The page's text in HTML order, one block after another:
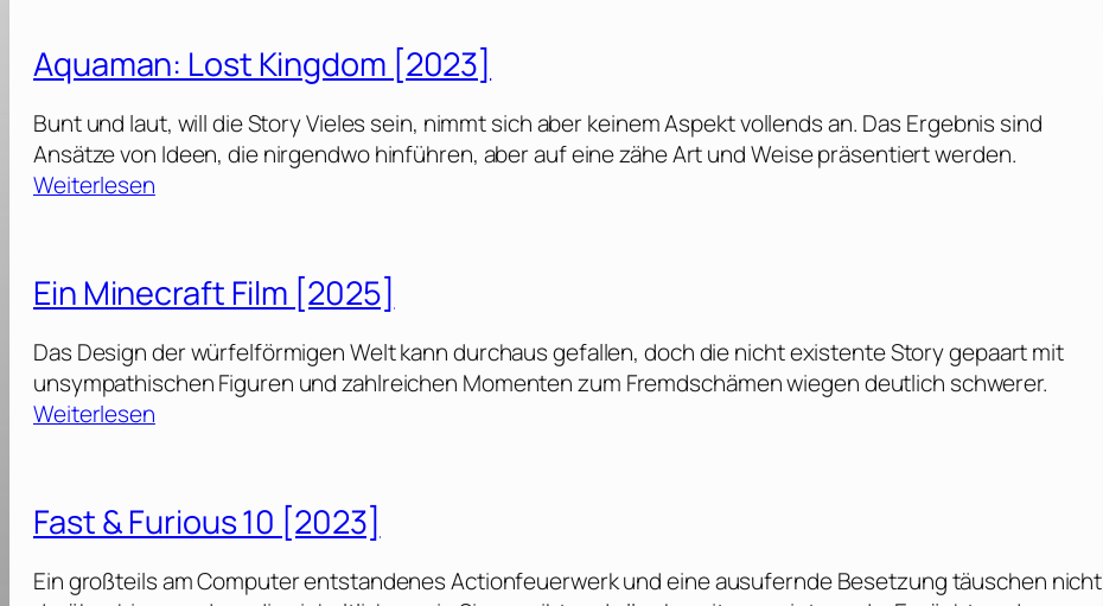
e
r
g
i
r
2
2
6
]
Aquaman: Lost Kingdom [2023]
Bunt und laut, will die Story Vieles sein, nimmt sich aber keinem Aspekt vollends an. Das Ergebnis sind
Ansätze von Ideen, die nirgendwo hinführen, aber auf eine zähe Art und Weise präsentiert werden.
Weiterlesen:
a
m
a
n
:
s
K
Ein Minecraft Film [2025]
Das Design der würfelförmigen Welt kann durchaus gefallen, doch die nicht existente Story gepaart mit
unsympathischen Figuren und zahlreichen Momenten zum Fremdschämen wiegen deutlich schwerer.
Weiterlesen:
M
n
Fast & Furious 10 [2023]
Ein großteils am Computer entstandenes Actionfeuerwerk und eine ausufernde Besetzung täuschen nicht